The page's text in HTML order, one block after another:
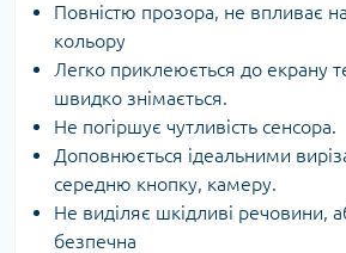
Повністю прозора, не впливає
кольору
Легко приклеюється до екрану
швидко знімається.
Не погіршує чутливість сенсора.
Доповнюється ідеальними
середню кнопку, камеру.
Не виділяє шкідливі речовини,
безпечна